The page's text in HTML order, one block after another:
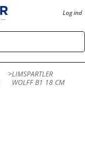
Log ind
>LIMSPARTLER
WOLFF B1 18 CM